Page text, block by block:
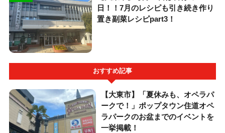
日！！7月のレシピも引き続き作り
置き副菜レシピpart3！
おすすめ記事
【大東市】「夏休みも、オペラパ
ークで！」ポップタウン住道オペ
ラパークのお盆までのイベントを
一挙掲載！